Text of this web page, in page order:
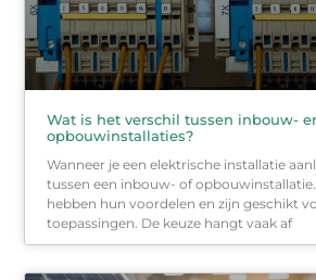
Wat is het verschil tussen inbouw-
opbouwinstallaties?
Wanneer je een elektrische installatie
tussen een inbouw- of
hebben hun voordelen en zijn geschikt
toepassingen. De keuze hangt vaak af